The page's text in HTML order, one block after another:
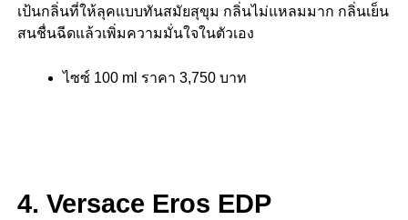
เป้นกลิ่นที่ให้ลุคแบบทันสมัยสุขุม กลิ่นไม่แหลมมาก กลิ่นเย็น
สนชื่นฉีดแล้วเพิ่มความมั่นใจในตัวเอง
ไซซ์ 100 ml ราคา 3,750 บาท
4. Versace Eros EDP